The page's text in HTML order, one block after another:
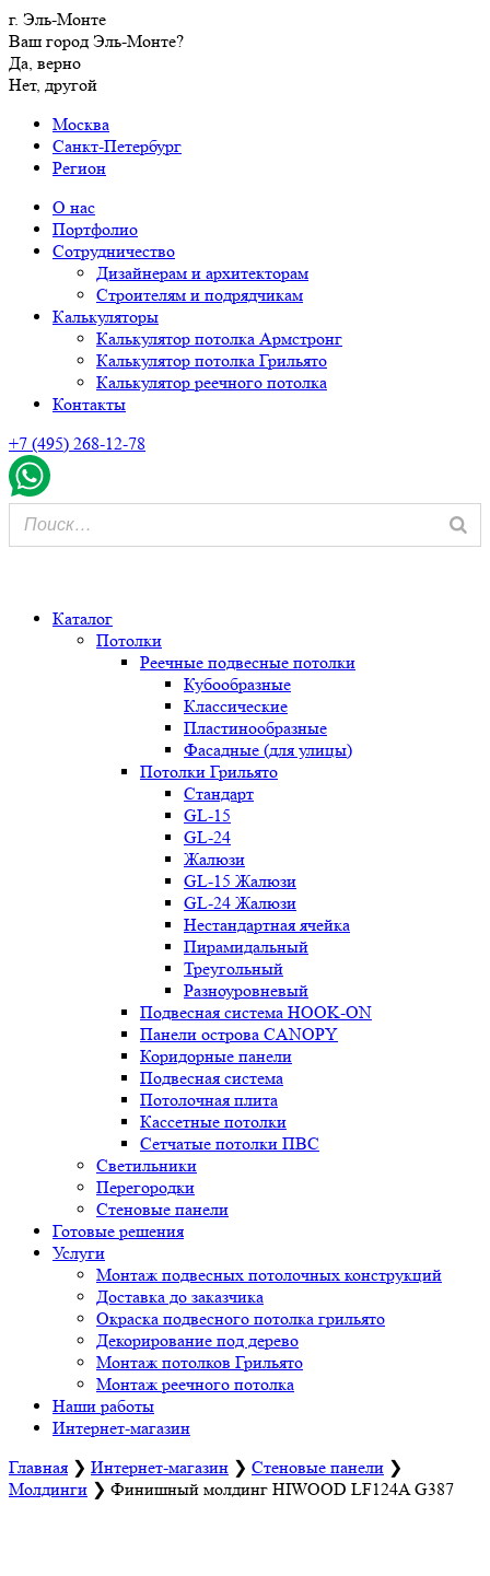
г. Эль-Монте
Ваш город Эль-Монте?
Да, верно
Нет, другой
Москва
Санкт-Петербург
Регион
О нас
Портфолио
Сотрудничество
Дизайнерам и архитекторам
Строителям и подрядчикам
Калькуляторы
Калькулятор потолка Армстронг
Калькулятор потолка Грильято
Калькулятор реечного потолка
Контакты
+7 (495) 268-12-78
Каталог
Потолки
Реечные подвесные потолки
Кубообразные
Классические
Пластинообразные
Фасадные (для улицы)
Потолки Грильято
Стандарт
GL-15
GL-24
Жалюзи
GL-15 Жалюзи
GL-24 Жалюзи
Нестандартная ячейка
Пирамидальный
Треугольный
Разноуровневый
Подвесная система HOOK-ON
Панели острова CANOPY
Коридорные панели
Подвесная система
Потолочная плита
Кассетные потолки
Сетчатые потолки ПВС
Светильники
Перегородки
Стеновые панели
Готовые решения
Услуги
Монтаж подвесных потолочных конструкций
Доставка до заказчика
Окраска подвесного потолка грильято
Декорирование под дерево
Монтаж потолков Грильято
Монтаж реечного потолка
Наши работы
Интернет-магазин
Главная ❯ Интернет-магазин ❯ Стеновые панели ❯
Молдинги ❯ Финишный молдинг HIWOOD LF124A G387